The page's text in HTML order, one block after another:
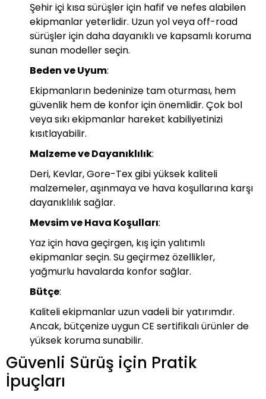
Şehir içi kısa sürüşler için hafif ve nefes alabilen
ekipmanlar yeterlidir. Uzun yol veya off-road
sürüşler için daha dayanıklı ve kapsamlı koruma
sunan modeller seçin.
Beden ve Uyum:
Ekipmanların bedeninize tam oturması, hem
güvenlik hem de konfor için önemlidir. Çok bol
veya sıkı ekipmanlar hareket kabiliyetinizi
kısıtlayabilir.
Malzeme ve Dayanıklılık:
Deri, Kevlar, Gore-Tex gibi yüksek kaliteli
malzemeler, aşınmaya ve hava koşullarına karşı
dayanıklılık sağlar.
Mevsim ve Hava Koşulları:
Yaz için hava geçirgen, kış için yalıtımlı
ekipmanlar seçin. Su geçirmez özellikler,
yağmurlu havalarda konfor sağlar.
Bütçe:
Kaliteli ekipmanlar uzun vadeli bir yatırımdır.
Ancak, bütçenize uygun CE sertifikalı ürünler de
yüksek koruma sunabilir.
Güvenli Sürüş için Pratik
İpuçları